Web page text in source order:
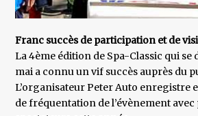
Franc succès de participation et de
La 4ème édition de Spa-Classic qui se
mai a connu un vif succès auprès du
L’organisateur Peter Auto enregistre
de fréquentation de l’évènement avec